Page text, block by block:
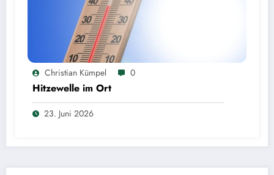
Christian Kümpel 0
Hitzewelle im Ort
23. Juni 2026